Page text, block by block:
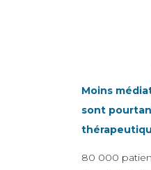
Moins
sont
80 000